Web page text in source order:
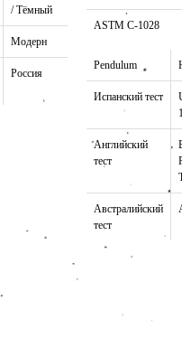
/ Тёмный
Модерн
Россия
ASTM C-1028
Pendulum
Испанский тест
Английский
тест
Австралийский
тест